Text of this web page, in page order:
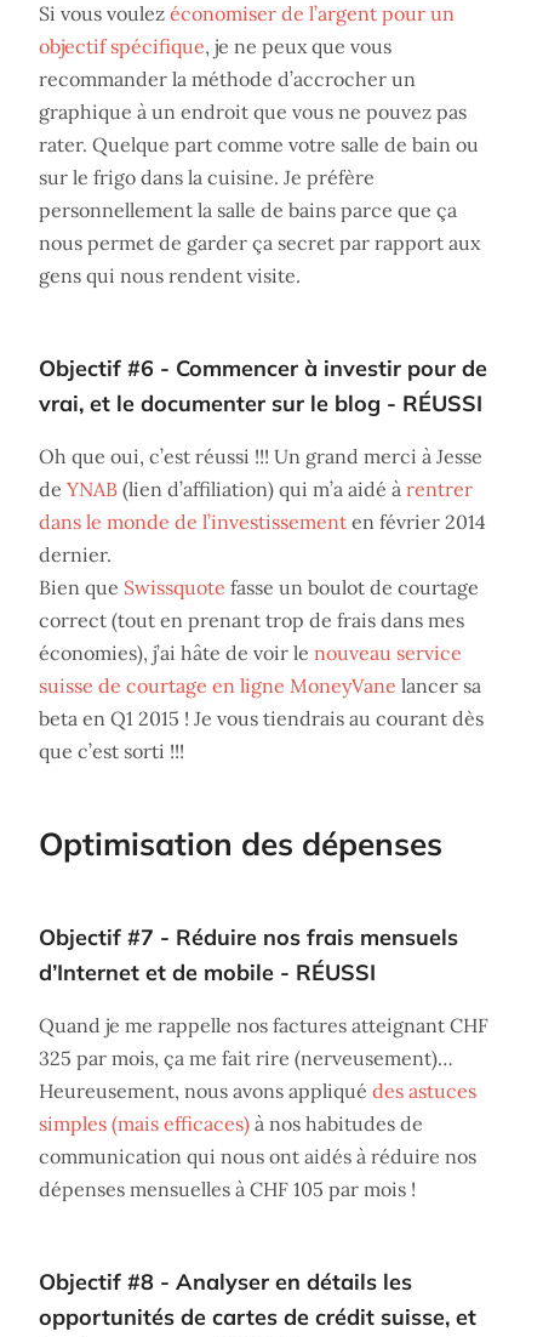
Si vous voulez économiser de l’argent pour un
objectif spécifique, je ne peux que vous
recommander la méthode d’accrocher un
graphique à un endroit que vous ne pouvez pas
rater. Quelque part comme votre salle de bain ou
sur le frigo dans la cuisine. Je préfère
personnellement la salle de bains parce que ça
nous permet de garder ça secret par rapport aux
gens qui nous rendent visite.
Objectif #6 - Commencer à investir pour de
vrai, et le documenter sur le blog - RÉUSSI
Oh que oui, c’est réussi !!! Un grand merci à Jesse
de YNAB (lien d’affiliation) qui m’a aidé à rentrer
dans le monde de l’investissement en février 2014
dernier.
Bien que Swissquote fasse un boulot de courtage
correct (tout en prenant trop de frais dans mes
économies), j’ai hâte de voir le nouveau service
suisse de courtage en ligne MoneyVane lancer sa
beta en Q1 2015 ! Je vous tiendrais au courant dès
que c’est sorti !!!
Optimisation des dépenses
Objectif #7 - Réduire nos frais mensuels
d’Internet et de mobile - RÉUSSI
Quand je me rappelle nos factures atteignant CHF
325 par mois, ça me fait rire (nerveusement)…
Heureusement, nous avons appliqué des astuces
simples (mais efficaces) à nos habitudes de
communication qui nous ont aidés à réduire nos
dépenses mensuelles à CHF 105 par mois !
Objectif #8 - Analyser en détails les
opportunités de cartes de crédit suisse, et